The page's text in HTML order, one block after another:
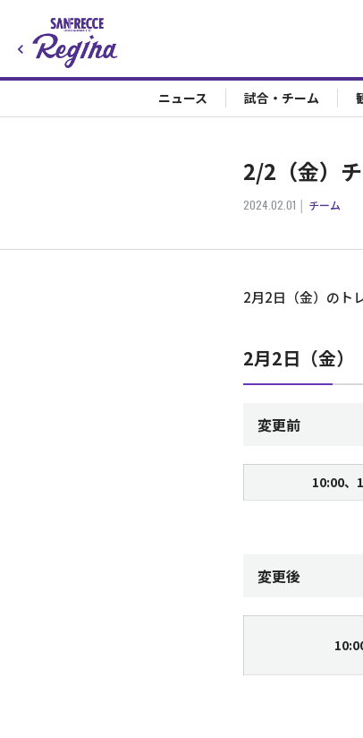
ニュース 試合・チーム
2/2（金）
2024.02.01 チーム
2月2日（金）のト
2月2日（金）
変更前
10:00、
変更後